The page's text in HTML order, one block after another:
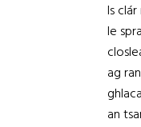
Is
le
ag
an